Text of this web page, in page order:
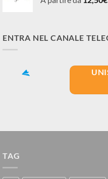
ENTRA NEL CANALE
TAG